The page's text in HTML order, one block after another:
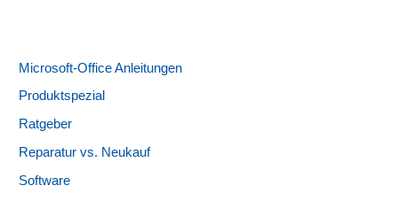
Microsoft-Office Anleitungen
Produktspezial
Ratgeber
Reparatur vs. Neukauf
Software